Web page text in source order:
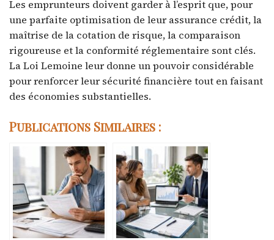
Les emprunteurs doivent garder à l’esprit que, pour
une parfaite optimisation de leur assurance crédit, la
maîtrise de la cotation de risque, la comparaison
rigoureuse et la conformité réglementaire sont clés.
La Loi Lemoine leur donne un pouvoir considérable
pour renforcer leur sécurité financière tout en faisant
des économies substantielles.
Publications Similaires :